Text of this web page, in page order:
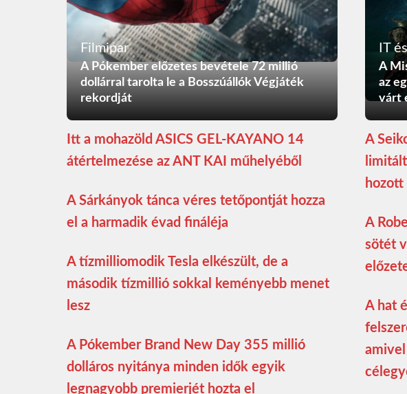
Filmipar
A Pókember előzetes bevétele 72 millió
dollárral tarolta le a Bosszúállók Végjáték
rekordját
Itt a mohazöld ASICS GEL-KAYANO 14
átértelmezése az ANT KAI műhelyéből
A Sárkányok tánca véres tetőpontját hozza
el a harmadik évad fináléja
A tízmilliomodik Tesla elkészült, de a
második tízmillió sokkal keményebb menet
lesz
A Pókember Brand New Day 355 millió
dolláros nyitánya minden idők egyik
legnagyobb premierjét hozta el
IT
A
az
várt
A
hozott
A
sötét
A hat
amivel